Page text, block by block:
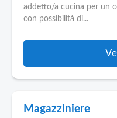
addetto/a cucina per un
con possibilità di...
Magazziniere